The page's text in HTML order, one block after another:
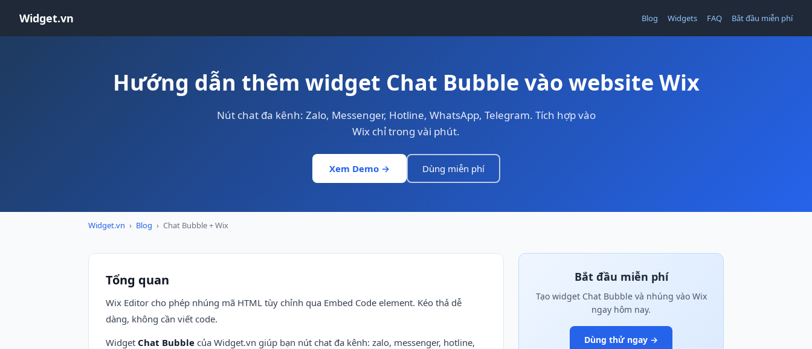
Widget.vn Blog Widgets FAQ Bắt đầu miễn phí
Hướng dẫn thêm widget Chat Bubble vào website Wix
Nút chat đa kênh: Zalo, Messenger, Hotline, WhatsApp, Telegram. Tích hợp vào
Wix chỉ trong vài phút.
Xem Demo → Dùng miễn phí
Widget.vn › Blog › Chat Bubble + Wix
Tổng quan
Wix Editor cho phép nhúng mã HTML tùy chỉnh qua Embed Code element. Kéo thả dễ
dàng, không cần viết code.
Widget Chat Bubble của Widget.vn giúp bạn nút chat đa kênh: zalo, messenger, hotline,
Bắt đầu miễn phí
Tạo widget Chat Bubble và nhúng vào Wix
ngay hôm nay.
Dùng thử ngay →